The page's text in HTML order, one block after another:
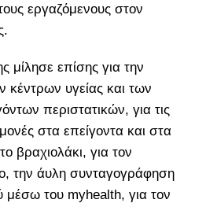
εργαζόμενους στον
μίλησε επίσης για την
κέντρων υγείας και των
περιστατικών, για τις
στα επείγοντα και στα
βραχιολάκι, για τον
την άυλη συνταγογράφηση
μέσω του myhealth, για τον